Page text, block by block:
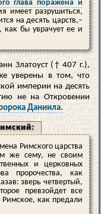
глава поражена и
имеет разрушиться,
на десять царств,–
как бы уврачует ее и
Златоуст († 407 г.),
уверены в том, что
империи на десять
не на Откровении
Даниила.
Римского царства
же сему, не своим
и церковных
пророчества, как
зверь четвертый,
превзойдет все
Римское, как предали